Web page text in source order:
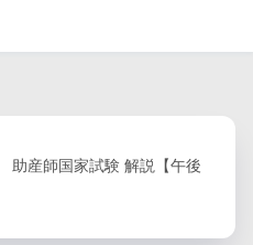
助産師国家試験 解説【午後